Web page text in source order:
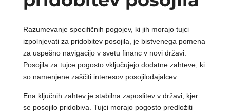
Razumevanje specifičnih pogojev, ki jih morajo tujci
izpolnjevati za pridobitev posojila, je bistvenega pomena
za uspešno navigacijo v svetu financ v novi državi.
Posojila za tujcepogosto vključujejo dodatne zahteve, ki
so namenjene zaščiti interesov posojilodajalcev.
Ena ključnih zahtev je stabilna zaposlitev v državi, kjer
se posojilo pridobiva. Tujci morajo pogosto predložiti